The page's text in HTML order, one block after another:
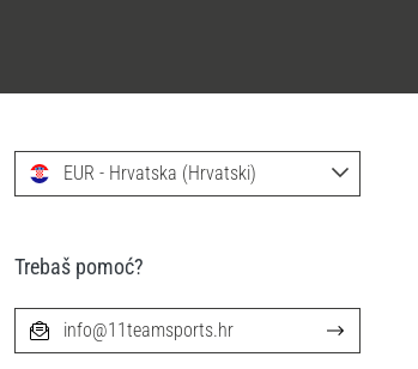
EUR - Hrvatska (Hrvatski)
Trebaš pomoć?
info@11teamsports.hr